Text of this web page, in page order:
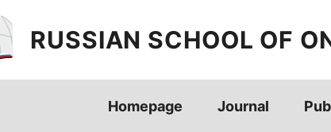
RUSSIAN SCHOOL OF
Homepage Journal